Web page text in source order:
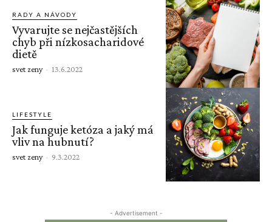
RADY A NÁVODY
Vyvarujte se nejčastějších
chyb při nízkosacharidové
dietě
svet zeny - 13.6.2022
LIFESTYLE
Jak funguje ketóza a jaký má
vliv na hubnutí?
svet zeny - 9.3.2022
- Advertisement -